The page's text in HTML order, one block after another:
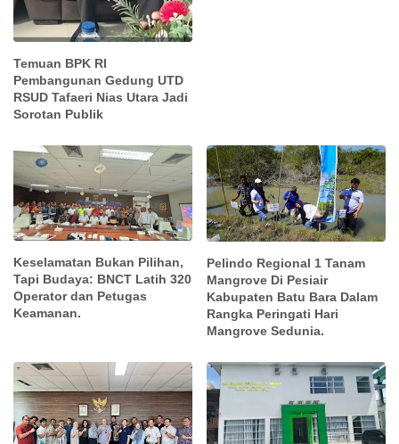
Temuan BPK RI
Pembangunan Gedung UTD
RSUD Tafaeri Nias Utara Jadi
Sorotan Publik
Keselamatan Bukan Pilihan,
Tapi Budaya: BNCT Latih 320
Operator dan Petugas
Keamanan.
Pelindo Regional 1 Tanam
Mangrove Di Pesiair
Kabupaten Batu Bara Dalam
Rangka Peringati Hari
Mangrove Sedunia.